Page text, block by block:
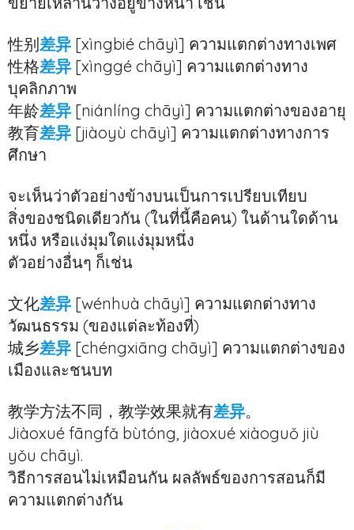
性别 差异 [xìngbié chāyì] ความแตกต่างทางเพศ
性格差异 [xìnggé chāyì] ความแตกต่างทาง
บุคลิกภาพ
年龄差异 [niánlíng chāyì] ความแตกต่างของอายุ
教育差异 [jiàoyù chāyì] ความแตกต่างทางการ
ศึกษา
จะเห็นว่าตัวอย่างข้างบนเป็นการเปรียบเทียบ
สิ่งของชนิดเดียวกัน (ในที่นี้คือคน) ในด้านใดด้าน
หนึ่ง หรือแง่มุมใดแง่มุมหนึ่ง
ตัวอย่างอื่นๆ ก็เช่น
文化差异 [wénhuà chāyì] ความแตกต่างทาง
วัฒนธรรม (ของแต่ละท้องที่)
城乡差异 [chéngxiāng chāyì] ความแตกต่างของ
เมืองและชนบท
教学方法不同，教学效果就有差异。
Jiàoxué fāngfǎ bùtóng, jiàoxué xiàoguǒ jiù
yǒu chāyì.
วิธีการสอนไม่เหมือนกัน ผลลัพธ์ของการสอนก็มี
ความแตกต่างกัน